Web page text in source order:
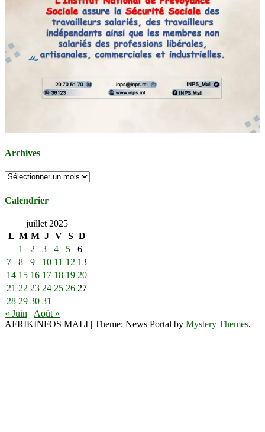
Archives
Archives
Calendrier
juillet 2025
L M M J V S D
1
2 3 4 5
6
7
8 9 10 11 12 13
14 15 16 17 18 19 20
21 22 23 24 25 26 27
28 29 30 31
« Juin
Août »
AFRIKINFOS MALI | Theme: News Portal by Mystery Themes.